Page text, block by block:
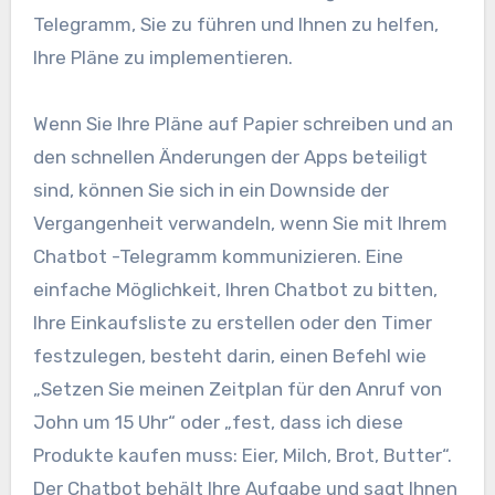
Telegramm, Sie zu führen und Ihnen zu helfen,
Ihre Pläne zu implementieren.
Wenn Sie Ihre Pläne auf Papier schreiben und an
den schnellen Änderungen der Apps beteiligt
sind, können Sie sich in ein Downside der
Vergangenheit verwandeln, wenn Sie mit Ihrem
Chatbot -Telegramm kommunizieren. Eine
einfache Möglichkeit, Ihren Chatbot zu bitten,
Ihre Einkaufsliste zu erstellen oder den Timer
festzulegen, besteht darin, einen Befehl wie
„Setzen Sie meinen Zeitplan für den Anruf von
John um 15 Uhr“ oder „fest, dass ich diese
Produkte kaufen muss: Eier, Milch, Brot, Butter“.
Der Chatbot behält Ihre Aufgabe und sagt Ihnen